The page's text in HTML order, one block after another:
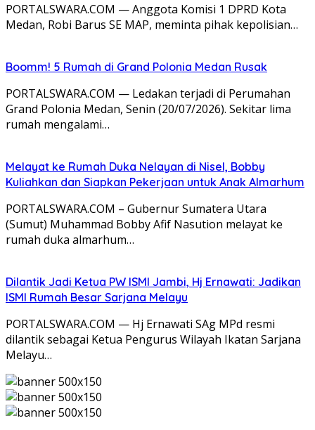
PORTALSWARA.COM — Anggota Komisi 1 DPRD Kota
Medan, Robi Barus SE MAP, meminta pihak kepolisian…
Boomm! 5 Rumah di Grand Polonia Medan Rusak
PORTALSWARA.COM — Ledakan terjadi di Perumahan
Grand Polonia Medan, Senin (20/07/2026). Sekitar lima
rumah mengalami…
Melayat ke Rumah Duka Nelayan di Nisel, Bobby
Kuliahkan dan Siapkan Pekerjaan untuk Anak Almarhum
PORTALSWARA.COM – Gubernur Sumatera Utara
(Sumut) Muhammad Bobby Afif Nasution melayat ke
rumah duka almarhum…
Dilantik Jadi Ketua PW ISMI Jambi, Hj Ernawati: Jadikan
ISMI Rumah Besar Sarjana Melayu
PORTALSWARA.COM — Hj Ernawati SAg MPd resmi
dilantik sebagai Ketua Pengurus Wilayah Ikatan Sarjana
Melayu…